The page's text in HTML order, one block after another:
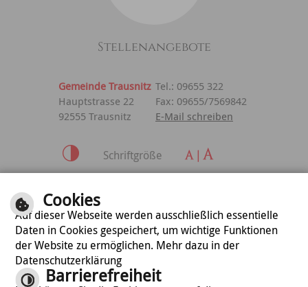
Stellenangebote
Gemeinde Trausnitz Tel.: 09655 322
Hauptstrasse 22
Fax: 09655/7569842
92555 Trausnitz
E-Mail schreiben
Schriftgröße
Datenschutzerklärung
optimiert für
mobile Endgeräte
Cookies
Auf dieser Webseite werden ausschließlich essentielle
Daten in Cookies gespeichert, um wichtige Funktionen
der Website zu ermöglichen. Mehr dazu in der
Datenschutzerklärung
Barrierefreiheit